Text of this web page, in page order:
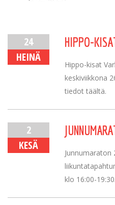
24
HEINÄ
HIPPO-
Hippo-kisat
keskiviikkona
tiedot täältä.
2
KESÄ
klo 16:00-